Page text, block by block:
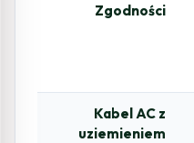
Zgodności
Kabel AC z
uziemieniem